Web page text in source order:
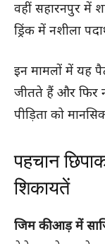
वहीं सहारनपुर में
ड्रिंक में नशीला
इन मामलों में यह
जीतते हैं और फिर
पीड़िता को
पहचान
शिकायतें
जिम की आड़ में